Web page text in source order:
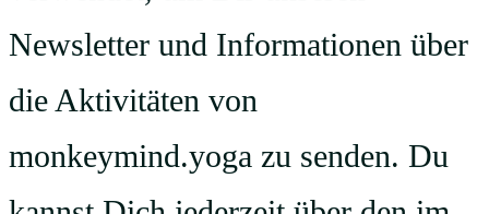
Newsletter und Informationen über
die Aktivitäten von
monkeymind.yoga zu senden. Du